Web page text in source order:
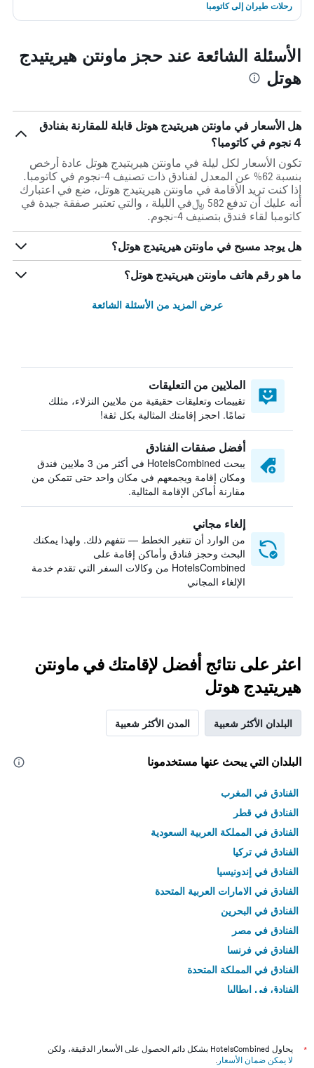
رحلات طيران إلى كاتومبا
الأسئلة الشائعة عند حجز ماونتن هيريتيدج
هوتل
هل الأسعار في ماونتن هيريتيدج هوتل قابلة للمقارنة بفنادق
4 نجوم في كاتومبا؟
تكون الأسعار لكل ليلة في ماونتن هيريتيدج هوتل عادة أرخص
بنسبة 62% عن المعدل لفنادق ذات تصنيف 4-نجوم في كاتومبا.
إذا كنت تريد الأقامة في ماونتن هيريتيدج هوتل، ضع في اعتبارك
أنه عليك أن تدفع 582 ﷼في الليلة ، والتي تعتبر صفقة جيدة في
كاتومبا لقاء فندق بتصنيف 4-نجوم.
هل يوجد مسبح في ماونتن هيريتيدج هوتل؟
ما هو رقم هاتف ماونتن هيريتيدج هوتل؟
عرض المزيد من الأسئلة الشائعة
الملايين من التعليقات
تقييمات وتعليقات حقيقية من ملايين النزلاء، مثلك
تمامًا. احجز إقامتك المثالية بكل ثقة!
أفضل صفقات الفنادق
يبحث HotelsCombined في أكثر من 3 ملايين فندق
ومكان إقامة ويجمعهم في مكان واحد حتى تتمكن من
مقارنة أماكن الإقامة المثالية.
إلغاء مجاني
من الوارد أن تتغير الخطط — نتفهم ذلك. ولهذا يمكنك
البحث وحجز فنادق وأماكن إقامة على
HotelsCombined من وكالات السفر التي تقدم خدمة
الإلغاء المجاني
اعثر على نتائج أفضل لإقامتك في ماونتن
هيريتيدج هوتل
البلدان الأكثر شعبية المدن الأكثر شعبية
البلدان التي يبحث عنها مستخدمونا
الفنادق في المغرب
الفنادق في قطر
الفنادق في المملكة العربية السعودية
الفنادق في تركيا
الفنادق في إندونيسيا
الفنادق في الامارات العربية المتحدة
الفنادق في البحرين
الفنادق في مصر
الفنادق في فرنسا
الفنادق في المملكة المتحدة
الفنادق في إيطاليا
*
يحاول HotelsCombined بشكل دائم الحصول على الأسعار الدقيقة، ولكن
لا يمكن ضمان الأسعار .